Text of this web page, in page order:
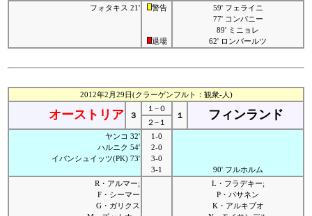
フォタキス 21' 警告
退場
59' フェライニ
77' コンパニー
89' ミニョレ
62' ロンバールツ
2012年2月29日(クラーゲンフルト：観衆-人)
オーストリア ３
１−０
１
フィンランド
２−１
ヤンコ 32'
ハルニク 54'
イバンシュイッツ(PK) 73'
1-0
2-0
3-0
3-1
90' フルホルム
R・アルマー;
F・シーマー
G・ガリクス
L・フラデキー;
P・パサネン
K・アルキブオ